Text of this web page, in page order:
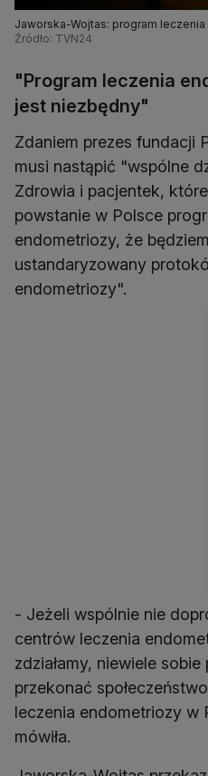
Jaworska-Wojtas: program
jest niezbędny
Źródło: TVN24
"Program leczenia
jest niezbędny"
Zdaniem prezes fundacji
musi nastąpić "wspólne
Zdrowia i pacjentek,
powstanie w Polsce
endometriozy, że
ustandaryzowany
endometriozy".
- Jeżeli wspólnie nie
centrów leczenia
zdziałamy, niewiele
przekonać
leczenia endometriozy w
mówiła.